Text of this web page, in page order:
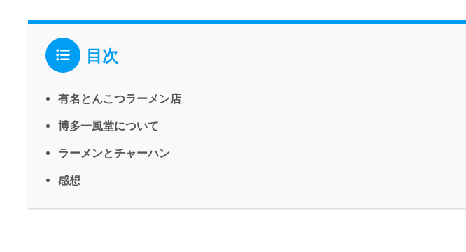
目次
有名とんこつラーメン店
博多一風堂について
ラーメンとチャーハン
感想